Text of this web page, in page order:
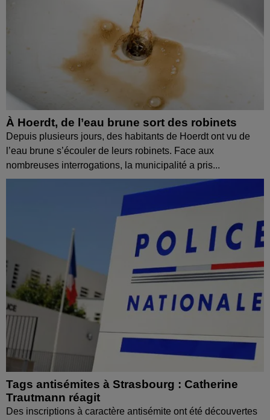
À Hoerdt, de l’eau brune sort des robinets
Depuis plusieurs jours, des habitants de Hoerdt ont vu de
l’eau brune s’écouler de leurs robinets. Face aux
nombreuses interrogations, la municipalité a pris...
Tags antisémites à Strasbourg : Catherine
Trautmann réagit
Des inscriptions à caractère antisémite ont été découvertes